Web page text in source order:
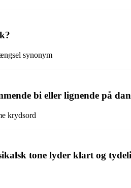
synonym
bi eller lignende på
krydsord
tone lyder klart og